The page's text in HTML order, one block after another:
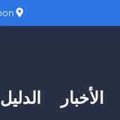
الدليل الأخبار